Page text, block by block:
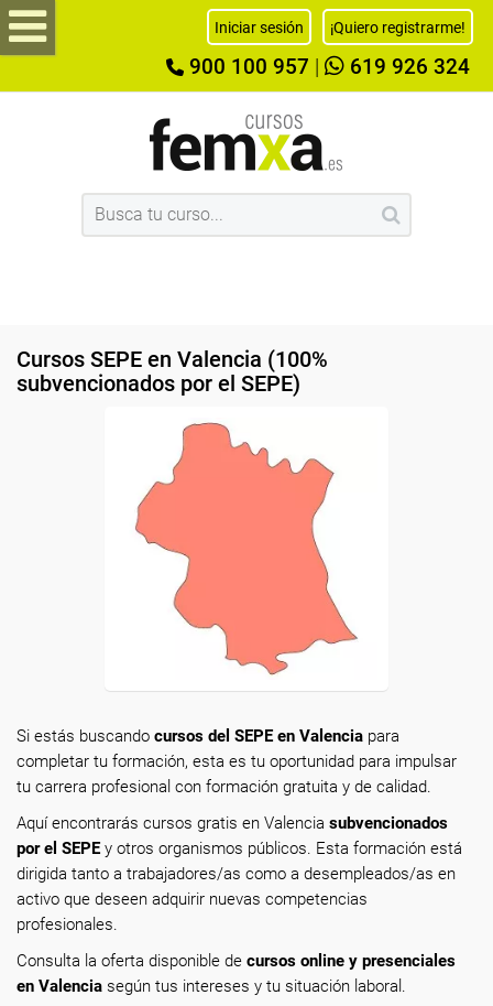
Iniciar sesión ¡Quiero registrarme!
900 100 957 619 926 324
Cursos SEPE en Valencia (100%
subvencionados por el SEPE)
Si estás buscando cursos del SEPE en Valencia para
completar tu formación, esta es tu oportunidad para impulsar
tu carrera profesional con formación gratuita y de calidad.
Aquí encontrarás cursos gratis en Valencia subvencionados
por el SEPEy otros organismos públicos. Esta formación está
dirigida tanto a trabajadores/as como a desempleados/as en
activo que deseen adquirir nuevas competencias
profesionales.
Consulta la oferta disponible de cursos online y presenciales
en Valencia según tus intereses y tu situación laboral.